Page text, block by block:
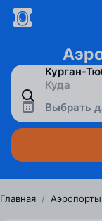
Выбрать
Главная / Аэропорты